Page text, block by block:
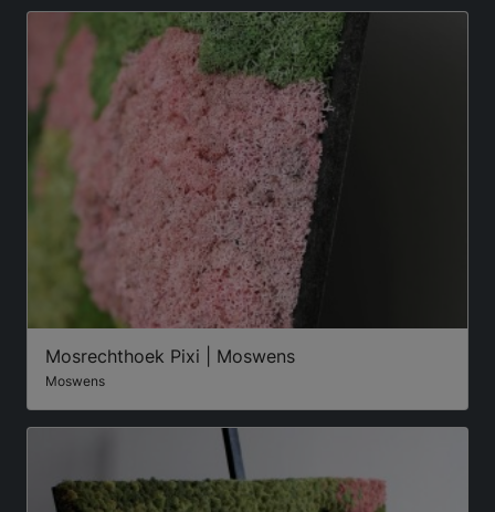
Mosrechthoek Pixi | Moswens
Moswens